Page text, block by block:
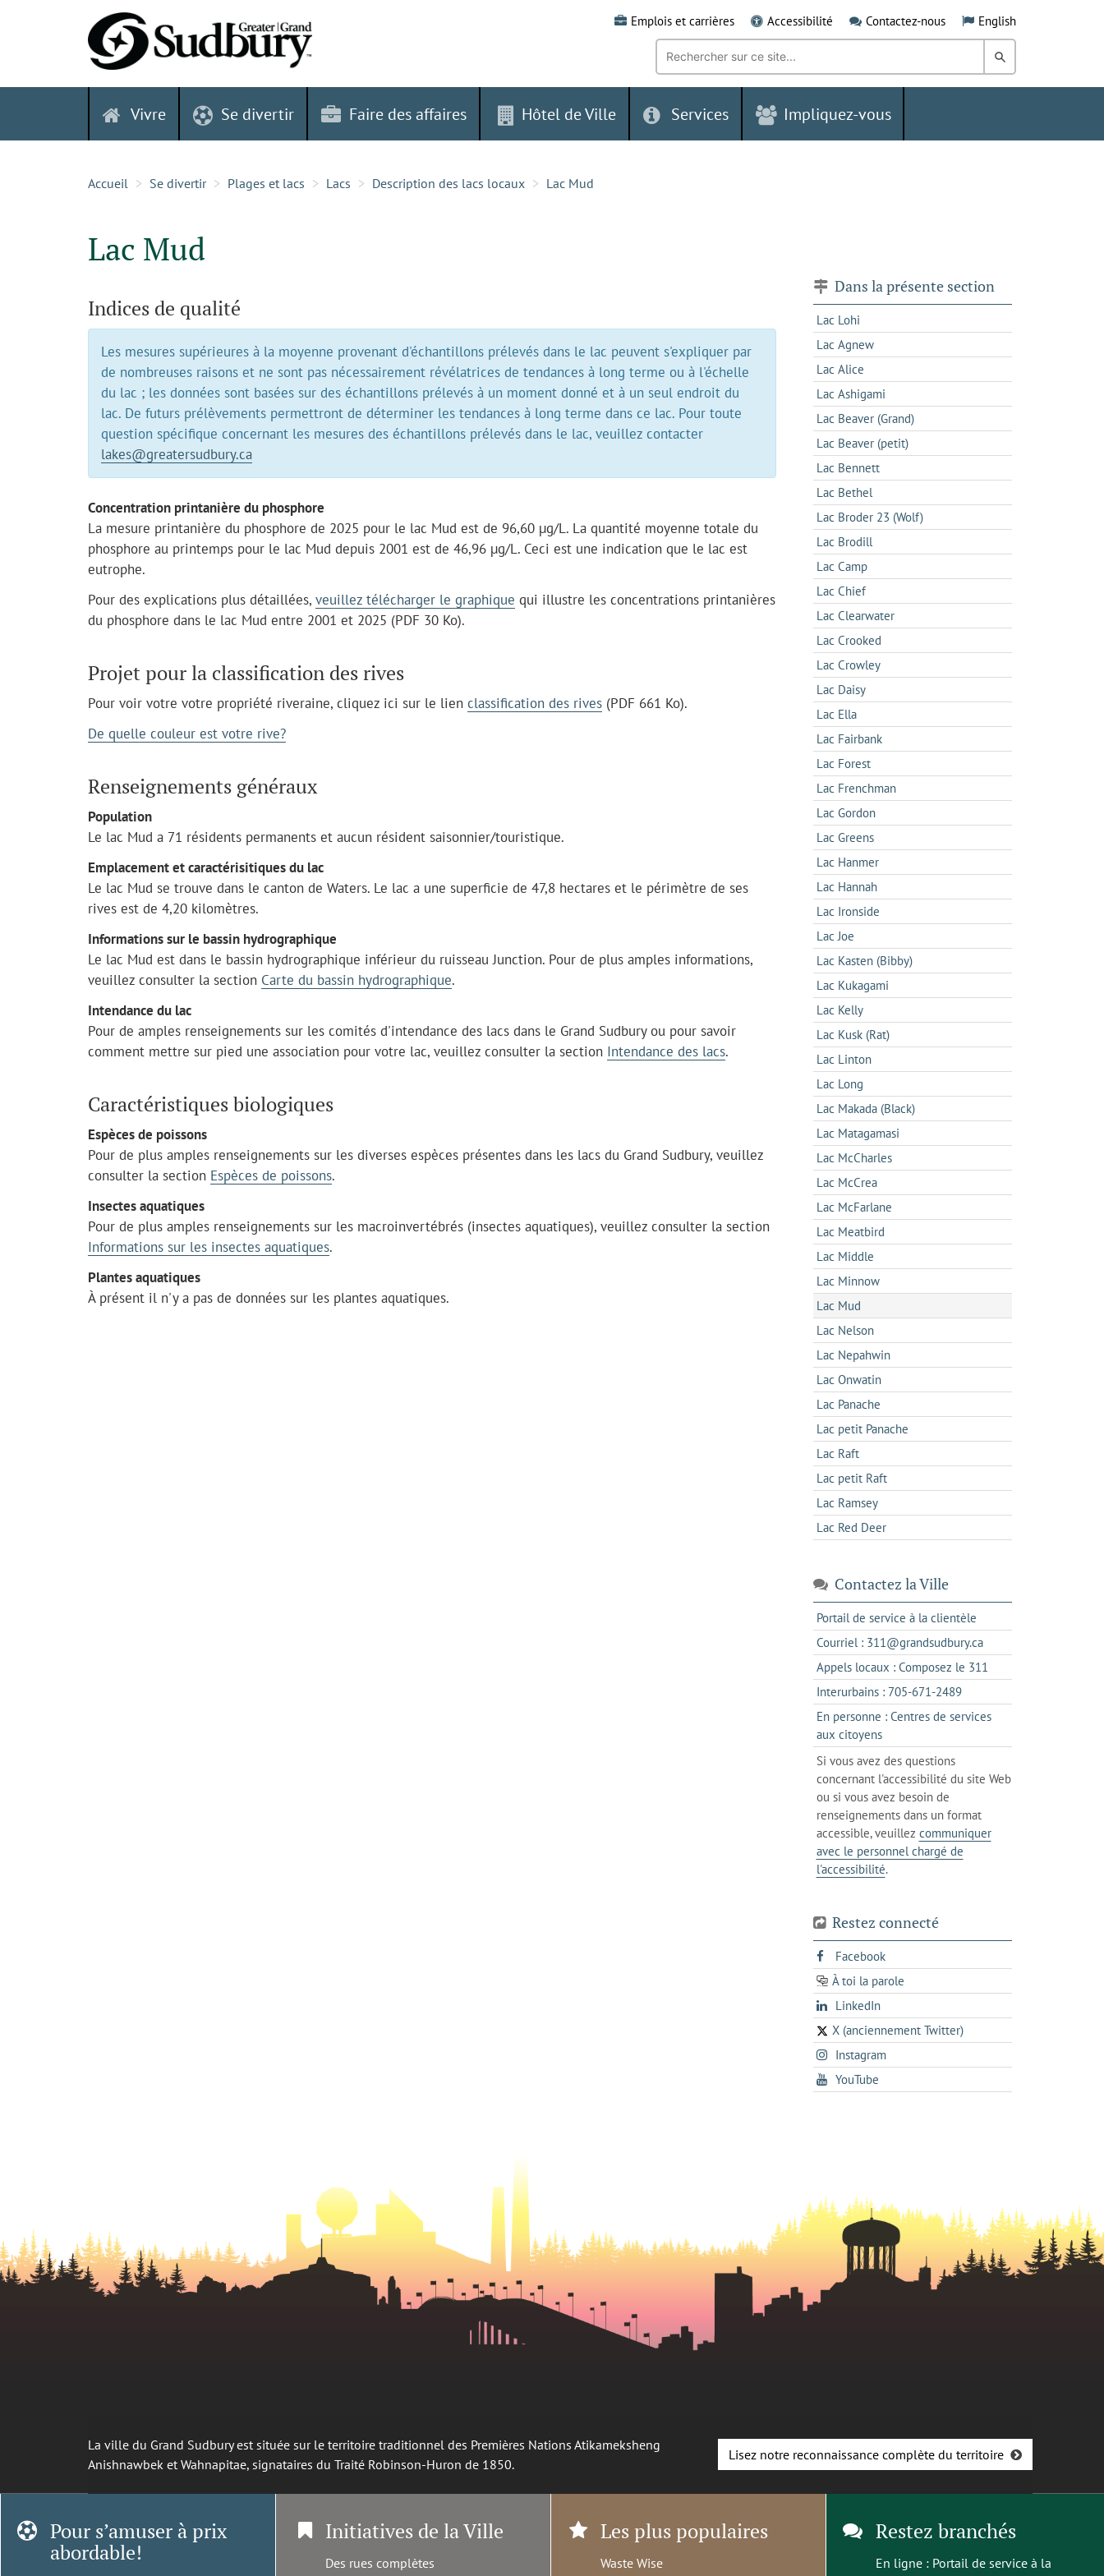
Emplois et carrières Accessibilité Contactez-nous English
Recherche
mot-
clé:
Rechercher
dans
Grand
Vivre Se divertir Faire des affaires Hôtel de Ville Services Impliquez-vous
Accueil Se divertir Plages et lacs Lacs Description des lacs locaux Lac Mud
Lac Mud
Indices de qualité
Les mesures supérieures à la moyenne provenant d'échantillons prélevés dans le lac peuvent s'expliquer par
de nombreuses raisons et ne sont pas nécessairement révélatrices de tendances à long terme ou à l'échelle
du lac ; les données sont basées sur des échantillons prélevés à un moment donné et à un seul endroit du
lac. De futurs prélèvements permettront de déterminer les tendances à long terme dans ce lac. Pour toute
question spécifique concernant les mesures des échantillons prélevés dans le lac, veuillez contacter
lakes@greatersudbury.ca
Concentration printanière du phosphore
La mesure printanière du phosphore de 2025 pour le lac Mud est de 96,60 µg/L. La quantité moyenne totale du
phosphore au printemps pour le lac Mud depuis 2001 est de 46,96 µg/L. Ceci est une indication que le lac est
eutrophe.
Pour des explications plus détaillées, veuillez télécharger le graphique qui illustre les concentrations printanières
du phosphore dans le lac Mud entre 2001 et 2025 (PDF 30 Ko).
Projet pour la classification des rives
Pour voir votre votre propriété riveraine, cliquez ici sur le lien classification des rives (PDF 661 Ko).
De quelle couleur est votre rive?
Renseignements généraux
Population
Le lac Mud a 71 résidents permanents et aucun résident saisonnier/touristique.
Emplacement et caractérisitiques du lac
Le lac Mud se trouve dans le canton de Waters. Le lac a une superficie de 47,8 hectares et le périmètre de ses
rives est de 4,20 kilomètres.
Informations sur le bassin hydrographique
Le lac Mud est dans le bassin hydrographique inférieur du ruisseau Junction. Pour de plus amples informations,
veuillez consulter la section Carte du bassin hydrographique.
Intendance du lac
Pour de amples renseignements sur les comités d'intendance des lacs dans le Grand Sudbury ou pour savoir
comment mettre sur pied une association pour votre lac, veuillez consulter la section Intendance des lacs.
Caractéristiques biologiques
Espèces de poissons
Pour de plus amples renseignements sur les diverses espèces présentes dans les lacs du Grand Sudbury, veuillez
consulter la section Espèces de poissons.
Insectes aquatiques
Pour de plus amples renseignements sur les macroinvertébrés (insectes aquatiques), veuillez consulter la section
Informations sur les insectes aquatiques.
Plantes aquatiques
À présent il n'y a pas de données sur les plantes aquatiques.
Dans la présente section
Lac Lohi
Lac Agnew
Lac Alice
Lac Ashigami
Lac Beaver (Grand)
Lac Beaver (petit)
Lac Bennett
Lac Bethel
Lac Broder 23 (Wolf)
Lac Brodill
Lac Camp
Lac Chief
Lac Clearwater
Lac Crooked
Lac Crowley
Lac Daisy
Lac Ella
Lac Fairbank
Lac Forest
Lac Frenchman
Lac Gordon
Lac Greens
Lac Hanmer
Lac Hannah
Lac Ironside
Lac Joe
Lac Kasten (Bibby)
Lac Kukagami
Lac Kelly
Lac Kusk (Rat)
Lac Linton
Lac Long
Lac Makada (Black)
Lac Matagamasi
Lac McCharles
Lac McCrea
Lac McFarlane
Lac Meatbird
Lac Middle
Lac Minnow
Lac Mud
Lac Nelson
Lac Nepahwin
Lac Onwatin
Lac Panache
Lac petit Panache
Lac Raft
Lac petit Raft
Lac Ramsey
Lac Red Deer
Contactez la Ville
Portail de service à la clientèles'ouvre
dans
un
nouvel
Courriel : 311@grandsudbury.cas'ouvre
dans
votre
de
Appels locaux : Composez le 311
dans
un
client
téléphone
Interurbains : 705-671-2489s'ouvre
dans
client
votre
En personne : Centres de services
aux citoyenss'ouvre
dans
l'onglet
actuel
Si vous avez des questions
concernant l'accessibilité du site Web
ou si vous avez besoin de
renseignements dans un format
accessible, veuillez communiquer
avec le personnel chargé de
l'accessibilité.
Restez connecté
Facebooks'ouvre
dans
un
onglet
À toi la parole
opens
in
a
new
tab
LinkedInopens
in
a
new
X (anciennement Twitter)
s'ouvre
dans
un
nouvel
Instagrams'ouvre
dans
un
YouTubes'ouvre
dans
La ville du Grand Sudbury est située sur le territoire traditionnel des Premières Nations Atikameksheng
Anishnawbek et Wahnapitae, signataires du Traité Robinson-Huron de 1850.
Lisez notre reconnaissance complète du territoire
Pour s’amuser à prix
abordable!
Initiatives de la Ville
Des rues complètes
Les plus populaires
Waste Wise
Restez branchés
En ligne : Portail de service à la